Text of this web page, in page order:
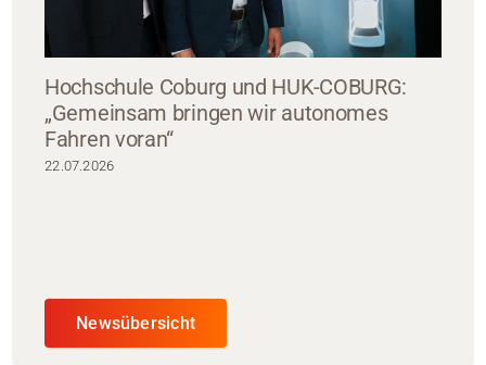
Hochschule Coburg und HUK-COBURG:
„Gemeinsam bringen wir autonomes
Fahren voran“
22.07.2026
Newsübersicht